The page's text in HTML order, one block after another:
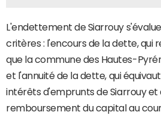
L'endettement de Siarrouy
critères : l'encours de la dette, qui
que la commune des Hautes-
et l'annuité de la dette, qui
intérêts d'emprunts de Siarrouy
remboursement du capital au